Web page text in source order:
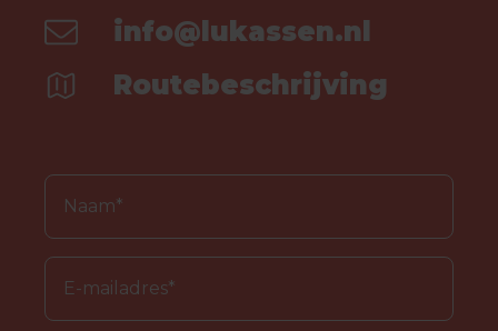
info@lukassen.nl
Routebeschrijving